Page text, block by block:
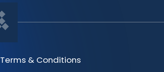
Terms & Conditions